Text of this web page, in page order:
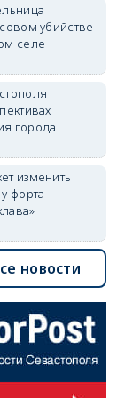
убийстве
селе
города
изменить
форта
новости